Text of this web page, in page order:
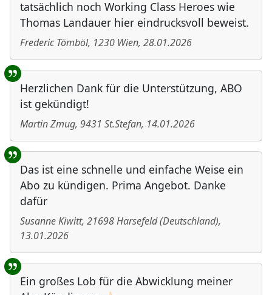
tatsächlich noch Working Class Heroes wie
Thomas Landauer hier eindrucksvoll beweist.
Frederic Tömböl, 1230 Wien, 28.01.2026
Herzlichen Dank für die Unterstützung, ABO
ist gekündigt!
Martin Zmug, 9431 St.Stefan, 14.01.2026
Das ist eine schnelle und einfache Weise ein
Abo zu kündigen. Prima Angebot. Danke
dafür
Susanne Kiwitt, 21698Harsefeld(Deutschland),
13.01.2026
Ein großes Lob für die Abwicklung meiner